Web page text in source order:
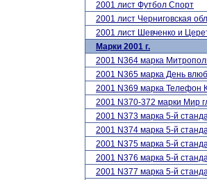
2001 лист Футбол Спорт
2001 лист Черниговская
2001 лист Шевченко и
Марки 2001 г.
2001 N364 марка
2001 N365 марка День
2001 N369 марка Телефон
2001 N370-372 марки Мир
2001 N373 марка 5-й
2001 N374 марка 5-й
2001 N375 марка 5-й
2001 N376 марка 5-й
2001 N377 марка 5-й